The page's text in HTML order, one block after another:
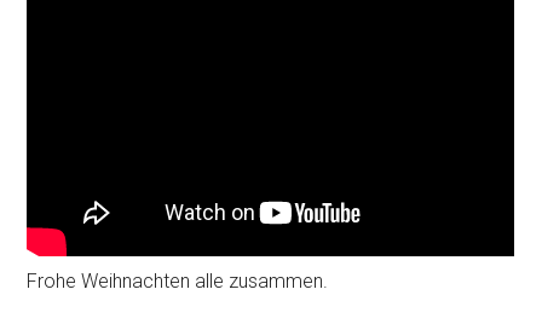
Frohe Weihnachten alle zusammen.